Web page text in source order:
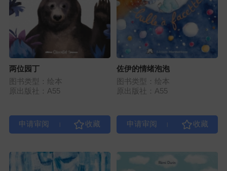
两位园丁
图书类型：绘本
原出版社：A55
佐伊的情绪泡泡
图书类型：绘本
原出版社：A55